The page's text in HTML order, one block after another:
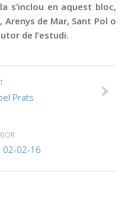
s’inclou en aquest bloc,
de Mar, Sant Pol o
de l’estudi.
Prats
02-02-16